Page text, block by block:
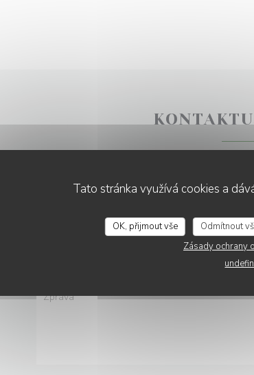
Tato stránka využívá cookies a
OK, přijmout vše Odmítnout
Zásady ochrany